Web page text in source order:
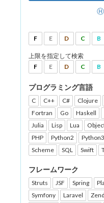
F E D C B
上限を指定して検索
F
E D C B
プログラミング言語
C C++ C# Clojure
Fortran
Go Haskell
Julia
Lisp Lua
PHP
Python2 Python3
Scheme
SQL Swift
フレームワーク
Struts JSF Spring
Symfony
Laravel